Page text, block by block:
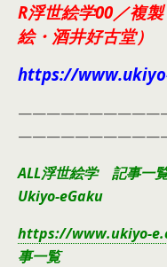
R浮世絵学00／複
絵・酒井好古堂）
https://
ALL浮世絵学 記事
Ukiyo-eGaku
https://www.ukiyo-
事一覧